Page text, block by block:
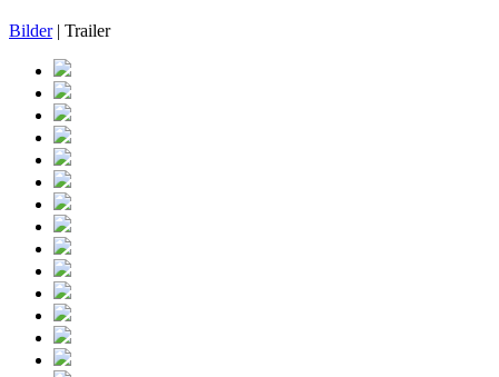
Bilder| Trailer